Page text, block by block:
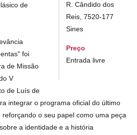
R. Cândido dos
Reis, 7520-177
Sines
Preço
Entrada livre
de
foi
de Missão
V
de Luís de
integrar o programa oficial do último
o seu papel como uma peça
a identidade e a história